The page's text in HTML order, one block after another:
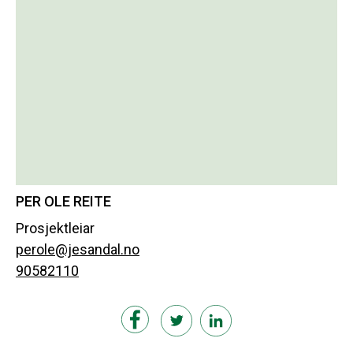
PER OLE REITE
Prosjektleiar
perole@jesandal.no
90582110